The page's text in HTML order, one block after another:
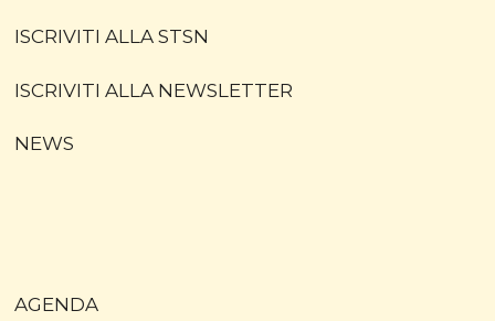
ISCRIVITI ALLA STSN
ISCRIVITI ALLA NEWSLETTER
NEWS
AGENDA